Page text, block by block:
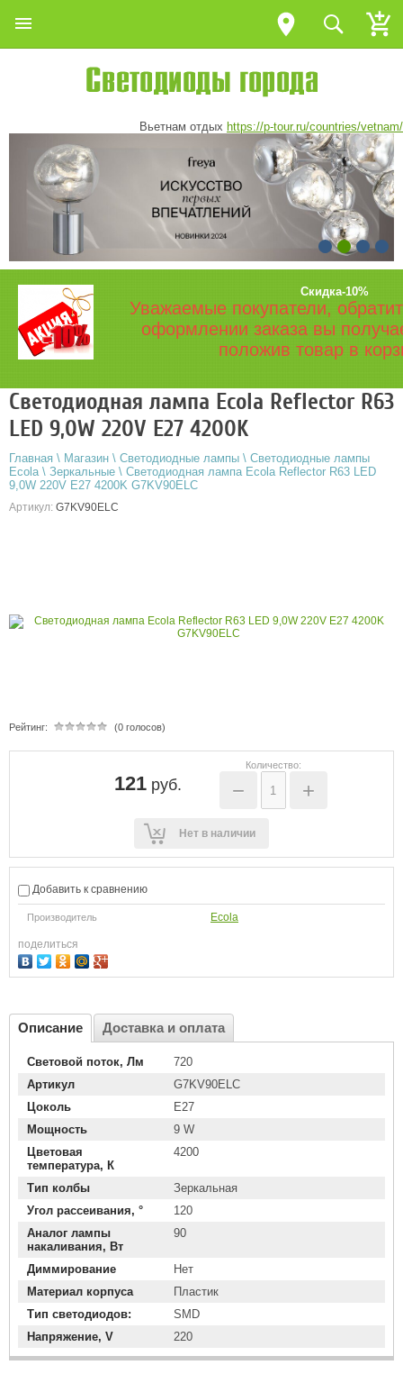
Вьетнам отдых https://p-tour.ru/countries/vetnam/
Скидка-10%
Уважаемые покупатели,
оформлении заказа вы
положив товар в
Светодиодная лампа Ecola Reflector R63
LED 9,0W 220V E27 4200K
Главная \ Магазин \ Светодиодные лампы \ Светодиодные лампы
Ecola\ Зеркальные \ Светодиодная лампа Ecola Reflector R63 LED
9,0W 220V E27 4200K G7KV90ELC
Артикул: G7KV90ELC
Рейтинг: (0 голосов)
121руб.
Количество:
− +
Нет в наличии
Добавить к сравнению
Производитель Ecola
поделиться
Описание Доставка и оплата
Световой поток, Лм
720
Артикул
G7KV90ELC
Цоколь
E27
Мощность
9 W
Цветовая
температура, К
4200
Тип колбы
Зеркальная
Угол рассеивания, °
120
Аналог лампы
накаливания, Вт
90
Диммирование
Нет
Материал корпуса
Пластик
Тип светодиодов:
SMD
Напряжение, V
220